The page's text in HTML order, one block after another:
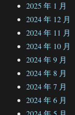
2025 年 1 月
2024 年 12 月
2024 年 11 月
2024 年 10 月
2024 年 9 月
2024 年 8 月
2024 年 7 月
2024 年 6 月